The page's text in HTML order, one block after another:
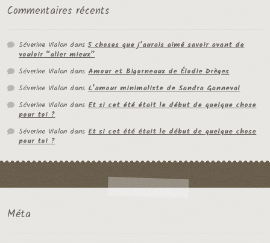
Commentaires récents
Séverine Vialon dans5 choses que j’aurais aimé savoir avant de
vouloir “aller mieux”
Séverine Vialon dansAmour et Bigorneaux de Élodie Drèges
Séverine Vialon dansL’amour minimaliste de Sandra Ganneval
Séverine Vialon dansEt si cet été était le début de quelque chose
pour toi ?
Séverine Vialon dansEt si cet été était le début de quelque chose
pour toi ?
Méta